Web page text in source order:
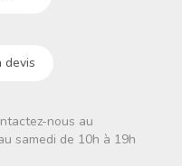
devis
nous au
samedi de 10h à 19h